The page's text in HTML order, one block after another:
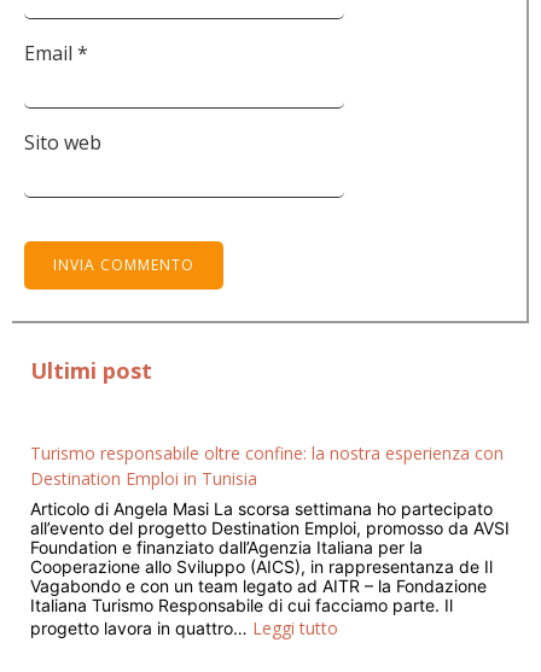
Email *
Sito web
Ultimi post
Turismo responsabile oltre confine: la nostra esperienza con
Destination Emploi in Tunisia
Articolo di Angela Masi La scorsa settimana ho partecipato
all’evento del progetto Destination Emploi, promosso da AVSI
Foundation e finanziato dall’Agenzia Italiana per la
Cooperazione allo Sviluppo (AICS), in rappresentanza de Il
Vagabondo e con un team legato ad AITR – la Fondazione
Italiana Turismo Responsabile di cui facciamo parte. Il
progetto lavora in quattro… Leggi tutto